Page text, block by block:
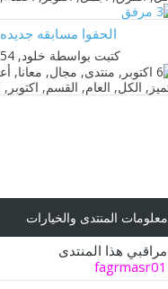
الحقوا مسابقه جديده
كتبت بواسطة خلود‏, 25-11-2010 12:54 AM
معلومات المنتدى والخيارات
مراقبي هذا المنتدى
fagrmasr01